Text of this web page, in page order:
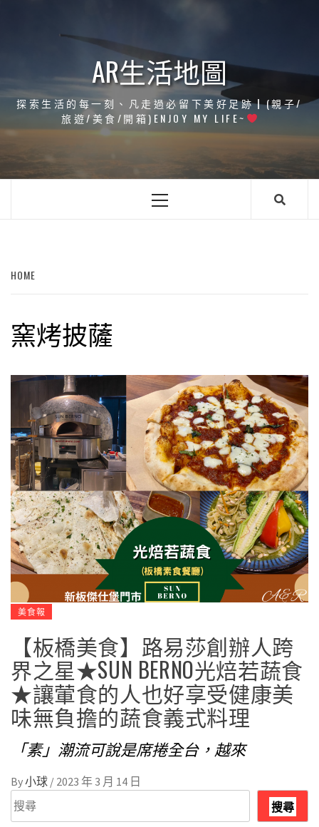
AR生活地圖
探索生活的每一刻、凡走過必留下美好足跡┃(親子/
旅遊/美食/開箱)ENJOY MY LIFE~
Primary
HOME
窯烤披薩
美食報
【板橋美食】路易莎創辦人跨
界之星★SUN BERNO光焙若蔬食
★讓葷食的人也好享受健康美
味無負擔的蔬食義式料理
「素」潮流可說是席捲全台，越來
By小球 / 2023 年 3 月 14 日
搜
尋
搜尋